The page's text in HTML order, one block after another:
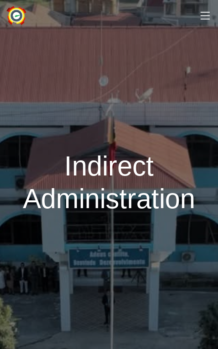
Indirect
Administration